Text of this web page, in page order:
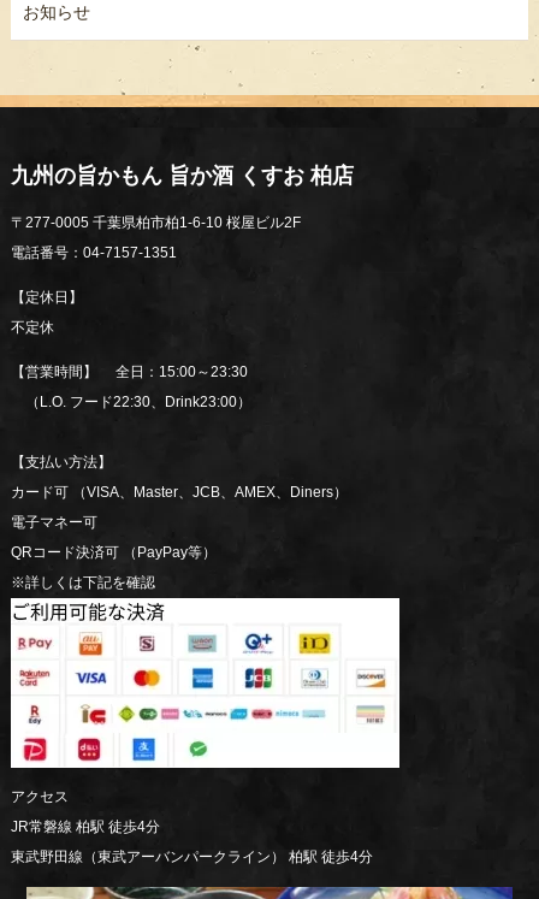
お知らせ
九州の旨かもん 旨か酒 くすお 柏店
〒277-0005 千葉県柏市柏1-6-10 桜屋ビル2F
電話番号：04-7157-1351
【定休日】
不定休
【営業時間】 全日：15:00～23:30
（L.O. フード22:30、Drink23:00）
【支払い方法】
カード可 （VISA、Master、JCB、AMEX、Diners）
電子マネー可
QRコード決済可 （PayPay等）
※詳しくは下記を確認
アクセス
JR常磐線 柏駅 徒歩4分
東武野田線（東武アーバンパークライン） 柏駅 徒歩4分